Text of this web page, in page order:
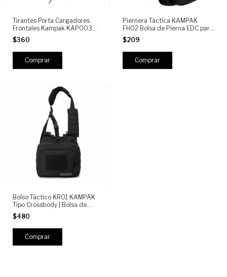
Tirantes Porta Cargadores
Frontales Kampak KAP003
Chest Bag Porta Accesorios
$360
Piernera Táctica KAMPAK
FH02 Bolsa de Pierna EDC para
Moto con Sistema MOLLE Porta
Celular 6 Compartimentos
$209
Bolso Táctico KR01 KAMPAK
Tipo Crossbody | Bolsa de
Hombro EDC con Sistema
MOLLE para Camping,
Senderismo y Viaje
$480